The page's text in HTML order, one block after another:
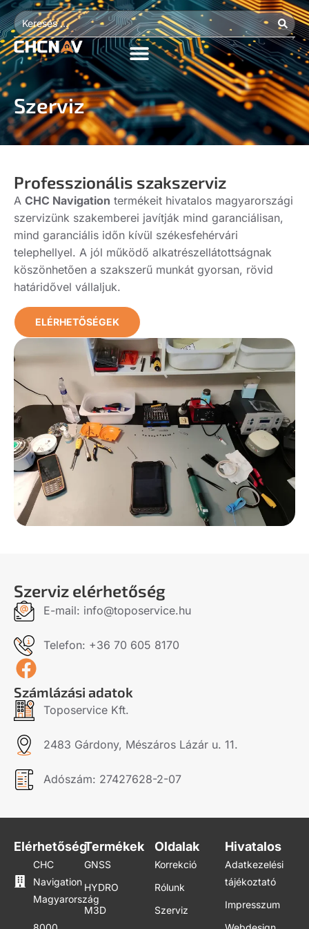
Szerviz
Professzionális szakszerviz
A CHC Navigation termékeit hivatalos magyarországi
szervizünk szakemberei javítják mind garanciálisan,
mind garanciális időn kívül székesfehérvári
telephellyel. A jól működő alkatrészellátottságnak
köszönhetően a szakszerű munkát gyorsan, rövid
határidővel vállaljuk.
ELÉRHETŐSÉGEK
E-mail: info@toposervice.hu
Telefon: +36 70 605 8170
Számlázási adatok
Toposervice Kft.
2483 Gárdony, Mészáros Lázár u. 11.
Adószám: 27427628-2-07
Szerviz elérhetőség
Elérhetőség
CHC
Navigation
Magyarország
Termékek
GNSS
HYDRO
M3D
Oldalak
Korrekció
Rólunk
Szerviz
Hivatalos
Adatkezelési
tájékoztató
Impresszum